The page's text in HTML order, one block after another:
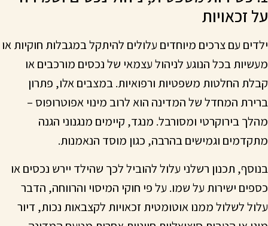
על זכאויות
ילדים עם צרכים מיוחדים עלולים להיתקל במגבלות חוקיות או
מעשיות בכל הנוגע לניהול עצמאי של נכסים מורכבים או
קבלת החלטות משפטיות ורפואיות. במצבים אלו, פתרון
ברירת המחדל של המדינה הוא לרוב מינוי אפוטרופוס –
מהלך בירוקרטי ומסורבל. מנגד, קיימים מנגנוני הגנה
מתקדמים וגמישים בהרבה, כגון מוסד הנאמנות.
בנוסף, תכנון רשלני עלול להוביל לכך שהילד יירש נכסים או
כספים ישירות על שמו. על פי חוקי המיסוי והרווחה, הדבר
עלול לשלול ממנו אוטומטית זכאויות לקצבאות נכות, דיור